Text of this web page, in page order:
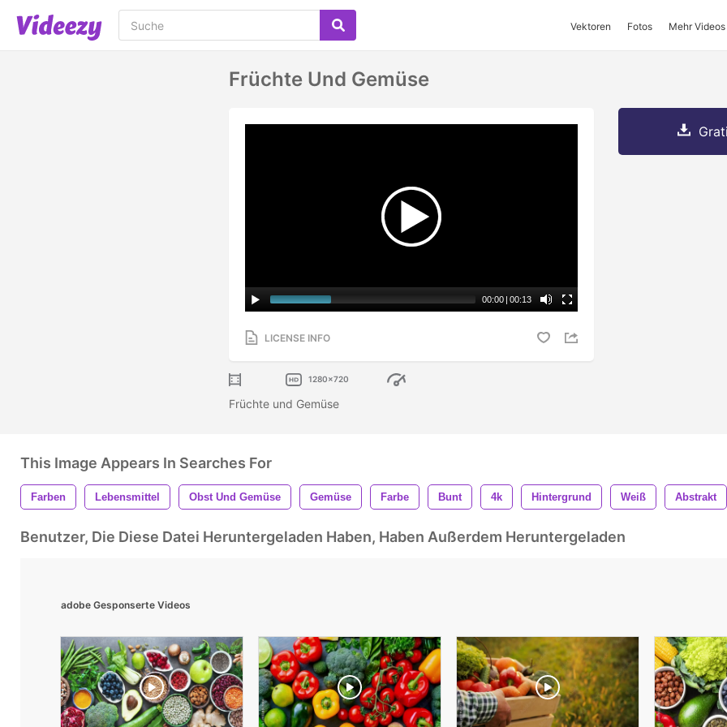
Vektoren Fotos Mehr Videos
Früchte Und Gemüse
00:00 | 00:13
LICENSE INFO
1280x720
Früchte und Gemüse
This Image Appears In Searches For
Farben Lebensmittel Obst Und Gemüse Gemüse Farbe Bunt 4k Hintergrund Weiß Abstrakt
Benutzer, Die Diese Datei Heruntergeladen Haben, Haben Außerdem Heruntergeladen
adobe Gesponserte Videos